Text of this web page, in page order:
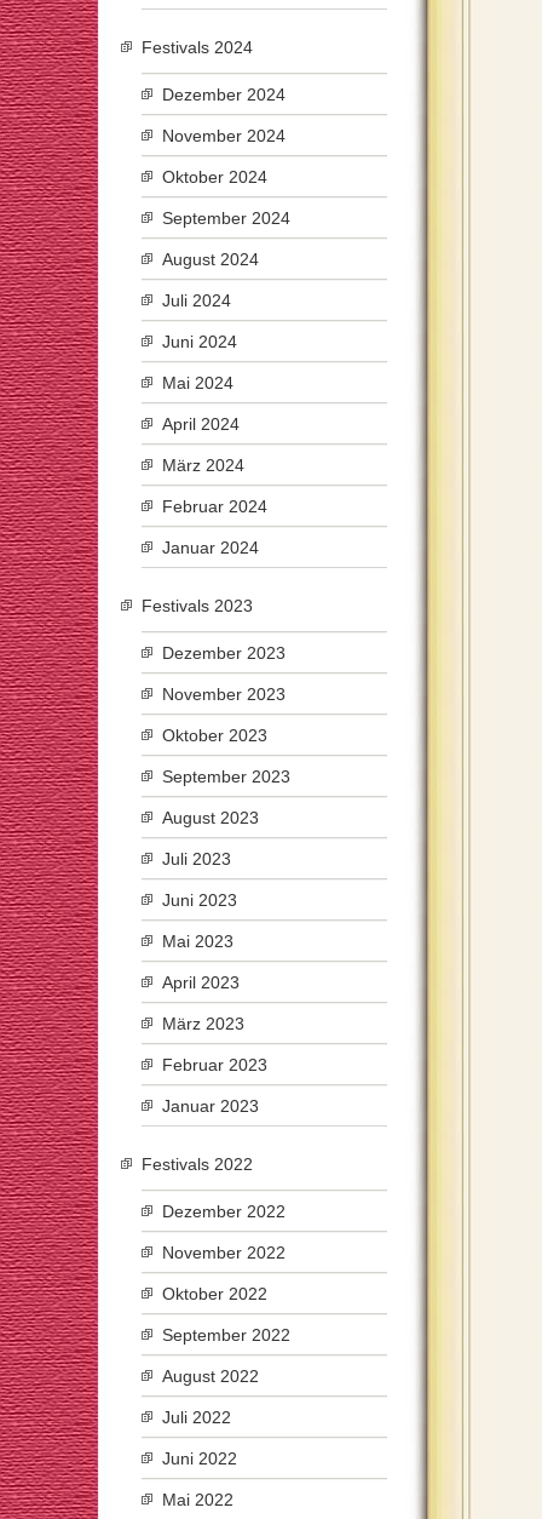
Festivals 2024
Dezember 2024
November 2024
Oktober 2024
September 2024
August 2024
Juli 2024
Juni 2024
Mai 2024
April 2024
März 2024
Februar 2024
Januar 2024
Festivals 2023
Dezember 2023
November 2023
Oktober 2023
September 2023
August 2023
Juli 2023
Juni 2023
Mai 2023
April 2023
März 2023
Februar 2023
Januar 2023
Festivals 2022
Dezember 2022
November 2022
Oktober 2022
September 2022
August 2022
Juli 2022
Juni 2022
Mai 2022